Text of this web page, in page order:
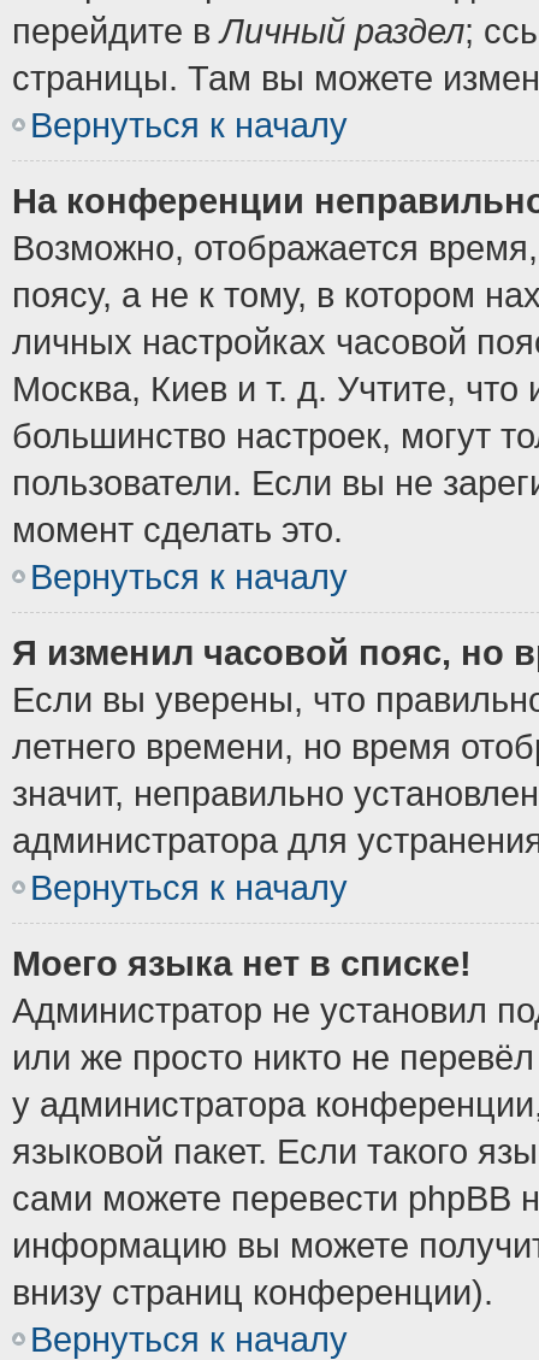
перейдите вЛичный раздел;
страницы. Там вы можете
Вернуться к началу
На конференции
Возможно, отображается
поясу, а не к тому, в котором
личных настройках часовой
Москва, Киев и т. д. Учтите, что
большинство настроек, могут
пользователи. Если вы не
момент сделать это.
Вернуться к началу
Я изменил часовой пояс, но
Если вы уверены, что
летнего времени, но время
значит, неправильно
администратора для
Вернуться к началу
Моего языка нет в списке!
Администратор не установил
или же просто никто не
у администратора
языковой пакет. Если такого
сами можете перевести phpBB
информацию вы можете
внизу страниц конференции).
Вернуться к началу